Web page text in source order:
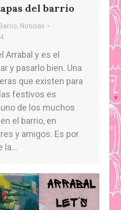
del barrio
Barrio, Noticias
Arrabal y es el
y pasarlo bien. Una
que existen para
festivos es
de los muchos
el barrio, en
y amigos. Es por
la…